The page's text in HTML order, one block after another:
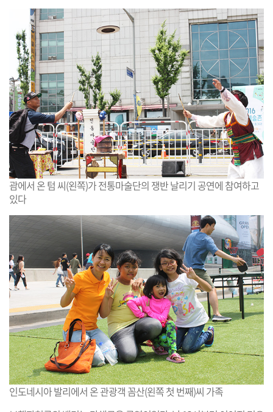
괌에서 온 텀 씨(왼쪽)가 전통마술단의 쟁반 날리기 공연에 참여하고
있다
인도네시아 발리에서 온 관광객 꼼산(왼쪽 첫 번째)씨 가족